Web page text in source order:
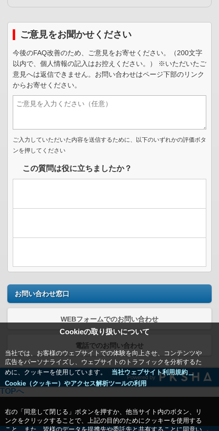
Cookieの取り扱いについて
当社では、お客様のウェブサイトでの体験を向上させ、コンテンツや
広告をパーソナライズし、ウェブサイトのトラフィックを分析するた
めに、クッキーを使用しています。
当社ウェブサイト利用規約＿
Cookie（クッキー）やアクセス解析ツールの利用
右の「同意して閉じる」ボタンを押すか、他当サイト内のボタン、リ
ンクをクリックすることで、上記の目的のためにクッキーを使用する
こと、また、皆様のデータを提携先や委託先と共有することに同意い
ご意見をお聞かせください
今後のFAQ改善のため、ご意見をお寄せください。（200文字
以内で、個人情報の記入はお控えください。） ※いただいたご
意見へは返信できません。お問い合わせはページ下部のリンク
からお寄せください。
ご入力していただいた内容を送信するために、以下のいずれかの評価ボタ
ンを押してください
この質問は役に立ちましたか？
お問い合わせ窓口
WEBフォームでのお問い合わせ
電話でのお問い合わせ
Powered by
TOPへ